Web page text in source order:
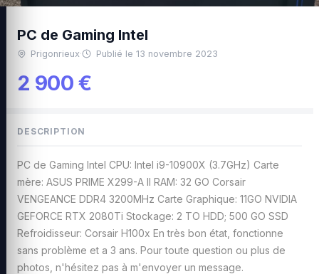
DESCRIPTION
PC de Gaming Intel CPU: Intel i9-10900X (3.7GHz) Carte
mère: ASUS PRIME X299-A II RAM: 32 GO Corsair
VENGEANCE DDR4 3200MHz Carte Graphique: 11GO NVIDIA
GEFORCE RTX 2080Ti Stockage: 2 TO HDD; 500 GO SSD
Refroidisseur: Corsair H100x En très bon état, fonctionne
sans problème et a 3 ans. Pour toute question ou plus de
photos, n'hésitez pas à m'envoyer un message.
PC de Gaming Intel
Prigonrieux· Publié le 13 novembre 2023
2 900 €